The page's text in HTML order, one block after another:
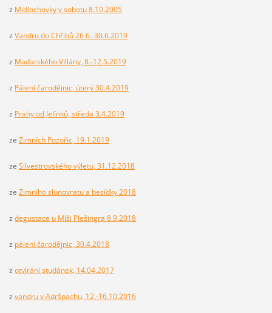
z Midlochovky v sobotu 8.10.2005
z Vandru do Chřibů 26.6.-30.6.2019
z Maďarského Villány, 8.-12.5.2019
z Pálení čarodějnic, úterý 30.4.2019
z Prahy od Jelínků, středa 3.4.2019
ze Zimních Pozořic, 19.1.2019
ze Silvestrovského výletu, 31.12.2018
ze Zimního slunovratu a besídky 2018
z degustace u Míši Plešingra 8.9.2018
z pálení čarodějnic, 30.4.2018
z otvírání studánek, 14.04.2017
z vandru v Adršpachu, 12.-16.10.2016